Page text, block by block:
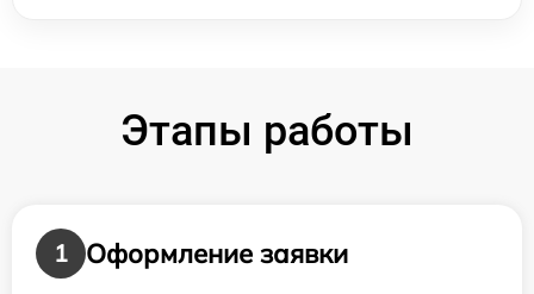
Этапы работы
1
Оформление заявки